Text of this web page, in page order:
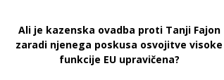
Ali je kazenska ovadba proti Tanji Fajon
zaradi njenega poskusa osvojitve visoke
funkcije EU upravičena?